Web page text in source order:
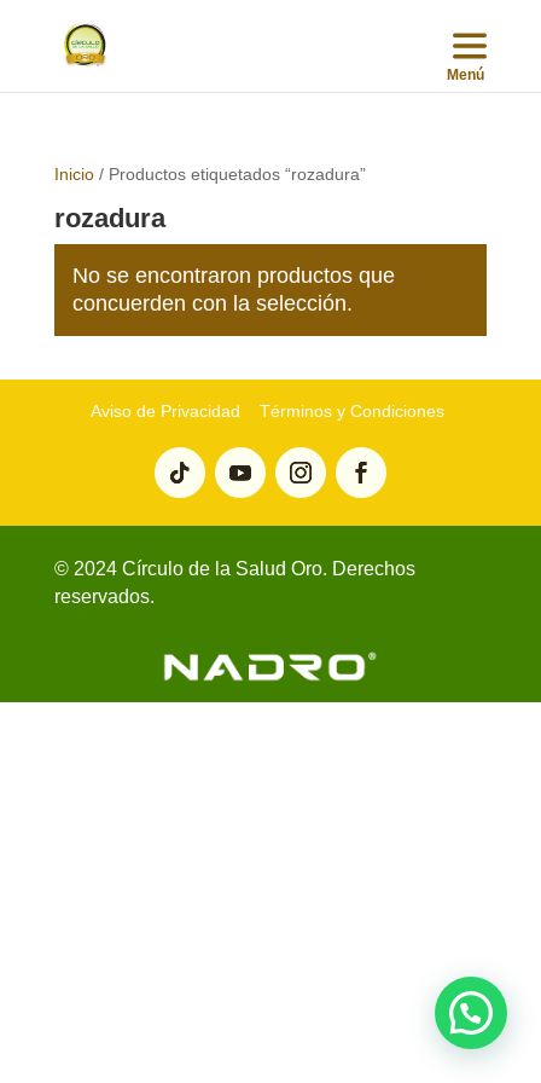
Inicio/ Productos etiquetados “rozadura”
rozadura
No se encontraron productos que
concuerden con la selección.
Aviso de Privacidad Términos y Condiciones
© 2024 Círculo de la Salud Oro. Derechos
reservados.